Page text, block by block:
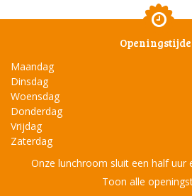
Maandag
Dinsdag
Woensdag
Donderdag
Vrijdag
Zaterdag
Onze lunchroom sluit een half uur
Toon alle